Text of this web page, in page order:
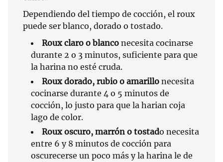
Dependiendo del tiempo de cocción, el roux
puede ser blanco, dorado o tostado.
Roux claro o blanco necesita cocinarse
durante 2 o 3 minutos, suficiente para que
la harina no esté cruda.
Roux dorado, rubio o amarillo necesita
cocinarse durante 4 o 5 minutos de
cocción, lo justo para que la harian coja
lago de color.
Roux oscuro, marrón o tostado necesita
entre 6 y 8 minutos de cocción para
oscurecerse un poco más y la harina le de